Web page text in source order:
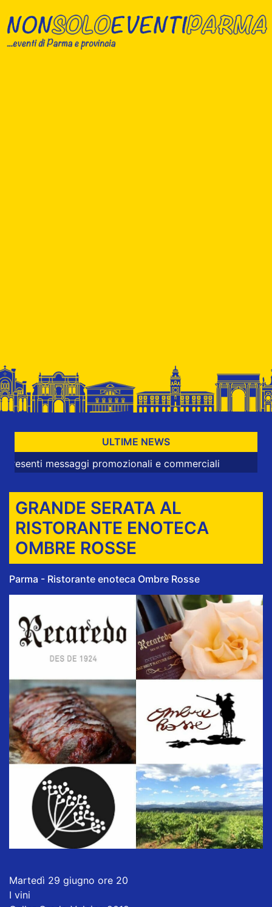
ULTIME NEWS
messaggi promozionali e commerciali
GRANDE SERATA AL
RISTORANTE ENOTECA
OMBRE ROSSE
Parma - Ristorante enoteca Ombre Rosse
Martedì 29 giugno ore 20
I vini